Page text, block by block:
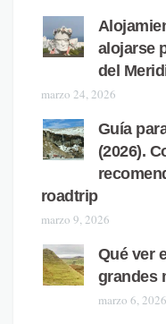
alojarse
del
marzo 24, 2026
Guía
(2026).
roadtrip
marzo 9, 2026
Qué ver
grandes
marzo 6, 2026